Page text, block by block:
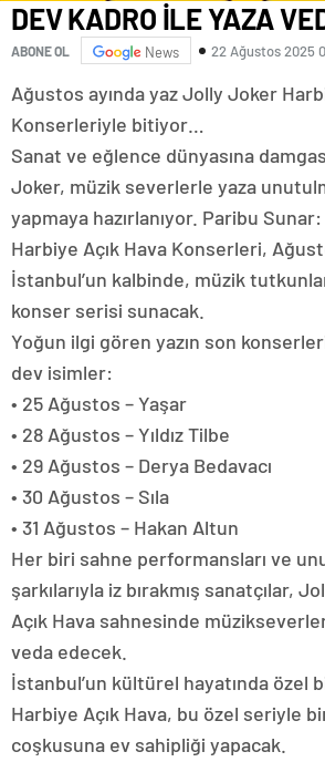
DEV KADRO İLE YAZA
ABONE OL News 22 Ağustos 2025
Ağustos ayında yaz Jolly Joker
Konserleriyle bitiyor…
Sanat ve eğlence dünyasına
Joker, müzik severlerle yaza
yapmaya hazırlanıyor. Paribu
Harbiye Açık Hava Konserleri,
İstanbul’un kalbinde, müzik
konser serisi sunacak.
Yoğun ilgi gören yazın son
dev isimler:
• 25 Ağustos – Yaşar
• 28 Ağustos – Yıldız Tilbe
• 29 Ağustos – Derya Bedavacı
• 30 Ağustos – Sıla
• 31 Ağustos – Hakan Altun
Her biri sahne performansları ve
şarkılarıyla iz bırakmış sanatçılar,
Açık Hava sahnesinde
veda edecek.
İstanbul’un kültürel hayatında özel
Harbiye Açık Hava, bu özel seriyle
coşkusuna ev sahipliği yapacak.